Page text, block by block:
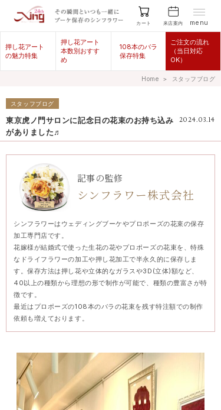
カート 来店案内 menu
押し花アート
の魅力特集
押し花アート
本数別おすす
め
108本のバラ
保存特集
ご注文の流れ
（当日対応
OK）
Home ＞ スタッフブログ
スタッフブログ
2024.03.14
東京虎ノ門サロンに記念日の花束のお持ち込み
がありました♬
記事の監修
シンフラワー株式会社
シンフラワーはウェディングブーケやプロポーズの花束の保存
加工専門店です。
花嫁様が結婚式で使った生花の花やプロポーズの花束を、特殊
なドライフラワーの加工や押し花加工で半永久的に保存しま
す。保存方法は押し花や立体的なガラスや3D(立体)額など、
40以上の種類から理想の形で制作が可能で、種類の豊富さが特
徴です。
最近はプロポーズの108本のバラの花束を残す特注額での制作
依頼も増えております。